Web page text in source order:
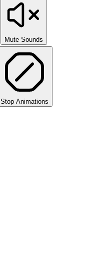
Mute Sounds
Stop Animations